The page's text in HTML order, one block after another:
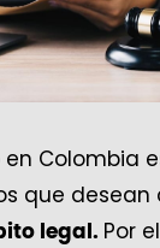
Colombia
que desean
legal. Por